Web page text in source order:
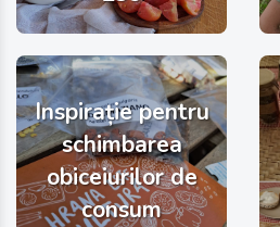
Inspirație pentru
schimbarea
obiceiurilor de
consum